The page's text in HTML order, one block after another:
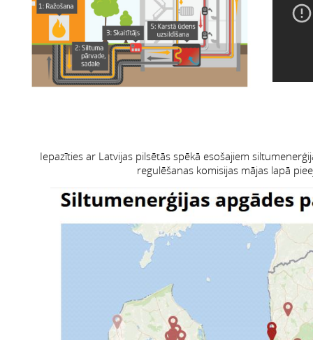
Iepazīties ar Latvijas pilsētās spēkā esošajiem
regulēšanas komisijas mājas lapā